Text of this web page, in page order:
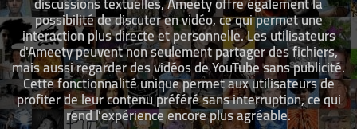
possibilité de discuter en vidéo, ce qui permet une
interaction plus directe et personnelle. Les utilisateurs
d'Ameety peuvent non seulement partager des fichiers,
mais aussi regarder des vidéos de YouTube sans publicité.
Cette fonctionnalité unique permet aux utilisateurs de
profiter de leur contenu préféré sans interruption, ce qui
rend l'expérience encore plus agréable.